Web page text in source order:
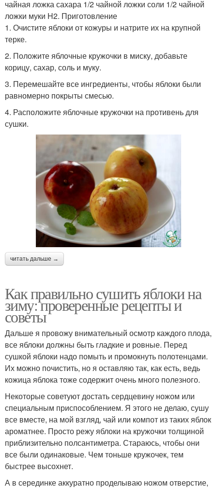
чайная ложка сахара 1/2 чайной ложки соли 1/2 чайной
ложки муки H2. Приготовление
1. Очистите яблоки от кожуры и натрите их на крупной
терке.
2. Положите яблочные кружочки в миску, добавьте
корицу, сахар, соль и муку.
3. Перемешайте все ингредиенты, чтобы яблоки были
равномерно покрыты смесью.
4. Расположите яблочные кружочки на противень для
сушки.
читать дальше →
Как правильно сушить яблоки на
зиму: проверенные рецепты и
советы
Дальше я провожу внимательный осмотр каждого плода,
все яблоки должны быть гладкие и ровные. Перед
сушкой яблоки надо помыть и промокнуть полотенцами.
Их можно почистить, но я оставляю так, как есть, ведь
кожица яблока тоже содержит очень много полезного.
Некоторые советуют достать сердцевину ножом или
специальным приспособлением. Я этого не делаю, сушу
все вместе, на мой взгляд, чай или компот из таких яблок
ароматнее. Просто режу яблоки на кружочки толщиной
приблизительно полсантиметра. Стараюсь, чтобы они
все были одинаковые. Чем тоньше кружочек, тем
быстрее высохнет.
А в серединке аккуратно проделываю ножом отверстие,